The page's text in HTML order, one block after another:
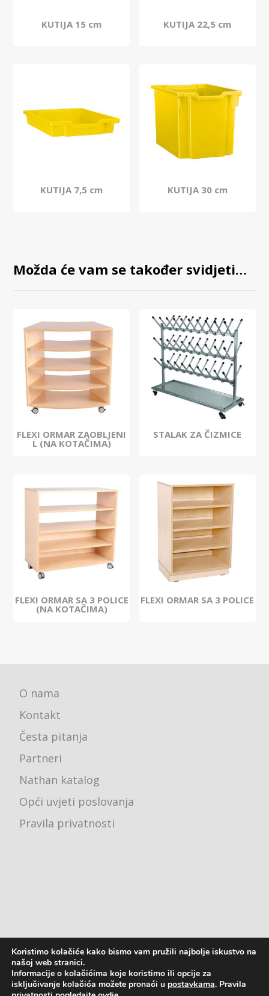
KUTIJA 15 cm KUTIJA 22,5 cm
KUTIJA 7,5 cm KUTIJA 30 cm
Možda će vam se također svidjeti…
FLEXI ORMAR ZAOBLJENI
L (NA KOTAČIMA)
STALAK ZA ČIZMICE
FLEXI ORMAR SA 3 POLICE
(NA KOTAČIMA)
FLEXI ORMAR SA 3 POLICE
O nama
Kontakt
Česta pitanja
Partneri
Nathan katalog
Opći uvjeti poslovanja
Pravila privatnosti
Ured - Karlovačka cesta 4j, 10000 Zagreb
pon - pet: 8:00 - 16:00
Koristimo kolačiće kako bismo vam pružili najbolje iskustvo na
našoj web stranici.
Informacije o kolačićima koje koristimo ili opcije za
isključivanje kolačića možete pronaći u postavkama. Pravila